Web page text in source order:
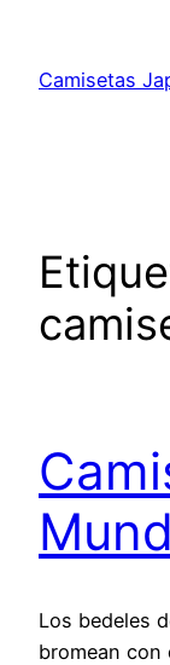
contenido
Camisetas
Los bedeles
bromean con